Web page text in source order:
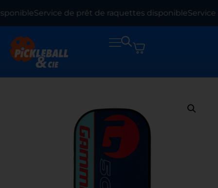
Service de prêt de raquettes disponibleService